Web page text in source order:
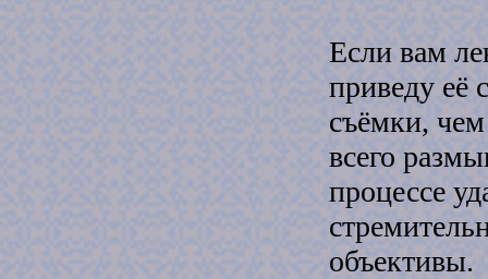
Если вам
приведу её
съёмки,
всего
процессе
объективы.